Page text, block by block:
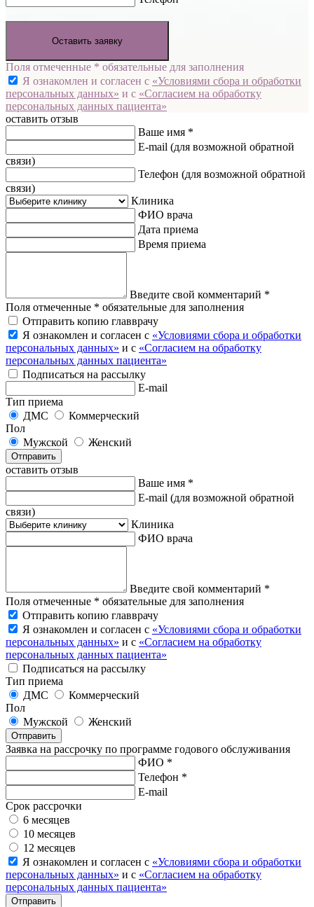
Оставить заявку
Поля отмеченные * обязательные для заполнения
Я ознакомлен и согласен с «Условиями сбора и обработки
персональных данных» и с «Согласием на обработку
персональных данных пациента»
оставить отзыв
Ваше имя *
E-mail (для возможной обратной
связи)
Телефон (для возможной обратной
связи)
Клиника
ФИО врача
Дата приема
Время приема
Введите свой комментарий *
Поля отмеченные * обязательные для заполнения
Отправить копию главврачу
Я ознакомлен и согласен с «Условиями сбора и обработки
персональных данных» и с «Согласием на обработку
персональных данных пациента»
Подписаться на рассылку
E-mail
Тип приема
ДМС
Коммерческий
Пол
Мужской
Женский
Отправить
оставить отзыв
Ваше имя *
E-mail (для возможной обратной
связи)
Клиника
ФИО врача
Введите свой комментарий *
Поля отмеченные * обязательные для заполнения
Отправить копию главврачу
Я ознакомлен и согласен с «Условиями сбора и обработки
персональных данных» и с «Согласием на обработку
персональных данных пациента»
Подписаться на рассылку
Тип приема
ДМС
Коммерческий
Пол
Мужской
Женский
Отправить
Заявка на рассрочку по программе годового обслуживания
ФИО *
Телефон *
E-mail
Срок рассрочки
6 месяцев
10 месяцев
12 месяцев
Я ознакомлен и согласен с «Условиями сбора и обработки
персональных данных» и с «Согласием на обработку
персональных данных пациента»
Отправить